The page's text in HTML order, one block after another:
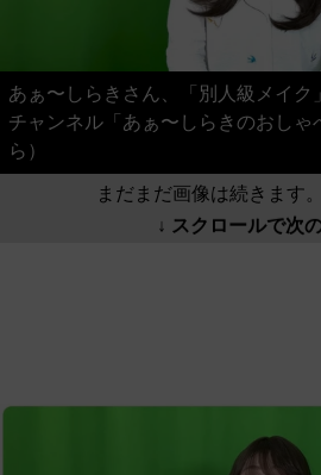
あぁ〜しらきさん、「別人級メイク
チャンネル「あぁ〜しらきのおしゃ
ら）
まだまだ画像は続きます
↓ スクロールで次